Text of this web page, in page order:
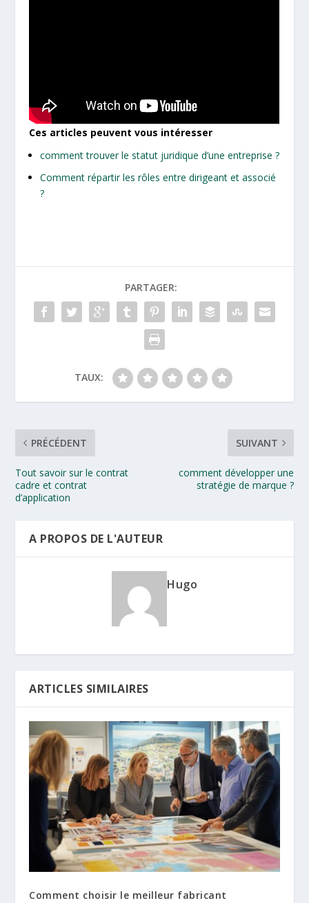
Ces articles peuvent vous intéresser
comment trouver le statut juridique d’une entreprise ?
Comment répartir les rôles entre dirigeant et associé
?
PARTAGER:
TAUX:
PRÉCÉDENT
Tout savoir sur le contrat
cadre et contrat
d’application
SUIVANT
comment développer une
stratégie de marque ?
A PROPOS DE L'AUTEUR
Hugo
ARTICLES SIMILAIRES
Comment choisir le meilleur fabricant